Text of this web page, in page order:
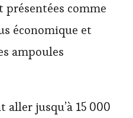
présentées comme
économique et
ampoules
jusqu’à 15 000